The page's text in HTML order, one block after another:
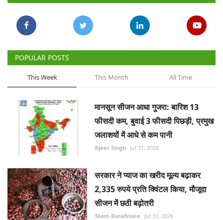
POPULAR POSTS
This Week This Month All Time
मानसून सीजन आधा गुजरा: बारिश 13
फीसदी कम, बुवाई 3 फीसदी पिछड़ी, प्रमुख
जलाशयों में आधे से कम पानी
Ajeet Singh Jul 31, 2026
सरकार ने प्याज का खरीद मूल्य बढ़ाकर
2,335 रुपये प्रति क्विंटल किया, मौजूदा
सीजन में छठी बढ़ोतरी
Team RuralVoice Jul 31, 2026